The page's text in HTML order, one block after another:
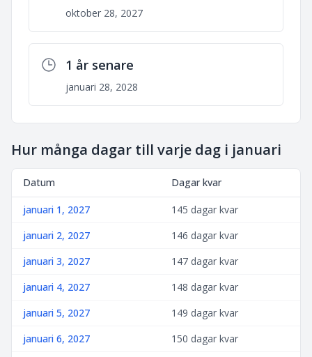
oktober 28, 2027
1 år senare
januari 28, 2028
Hur många dagar till varje dag i januari
Datum Dagar kvar
januari 1, 2027
145 dagar kvar
januari 2, 2027
146 dagar kvar
januari 3, 2027
147 dagar kvar
januari 4, 2027
148 dagar kvar
januari 5, 2027
149 dagar kvar
januari 6, 2027
150 dagar kvar